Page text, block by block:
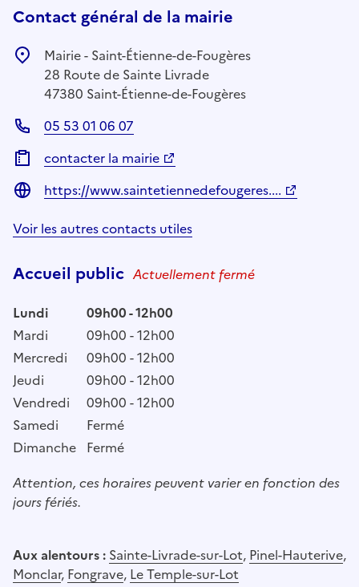
Contact général de la mairie
Mairie - Saint-Étienne-de-Fougères
28 Route de Sainte Livrade
47380 Saint-Étienne-de-Fougères
05 53 01 06 07
contacter la mairie
https://www.saintetiennedefougeres....
Voir les autres contacts utiles
Accueil public Actuellement fermé
Lundi
09h00 - 12h00
Mardi
09h00 - 12h00
Mercredi
09h00 - 12h00
Jeudi
09h00 - 12h00
Vendredi
09h00 - 12h00
Samedi
Fermé
Dimanche Fermé
Attention, ces horaires peuvent varier en fonction des
jours fériés.
Aux alentours : Sainte-Livrade-sur-Lot, Pinel-Hauterive,
Monclar, Fongrave, Le Temple-sur-Lot